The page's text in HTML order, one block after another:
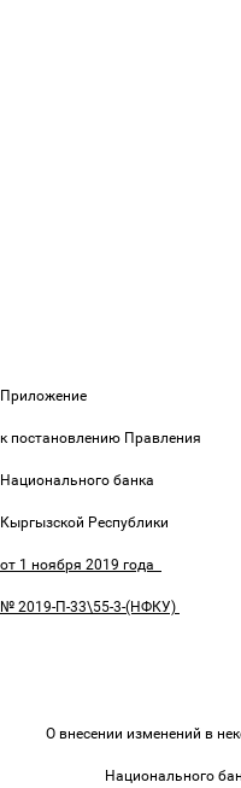
Приложение
к постановлению Правления
Национального банка
Кыргызской Республики
от 1 ноября 2019 года
№ 2019-П-33\55-3-(НФКУ)
О внесении изменений в
Национального